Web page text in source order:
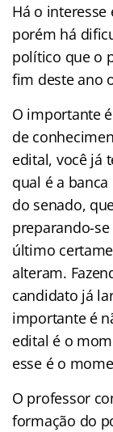
Há o
porém há
político que o
fim deste ano
O importante
de
edital, você já
qual é a
do senado,
preparando-
último
alteram.
candidato já
importante é
edital é o
esse é o
O professor
formação do